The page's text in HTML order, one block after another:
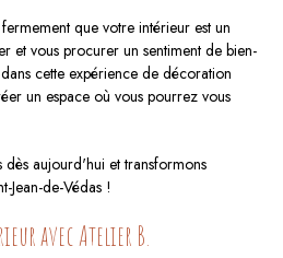
que votre intérieur est un
et vous procurer un sentiment de bien-
cette expérience de décoration
un espace où vous pourrez vous
aujourd'hui et transformons
Jean-de-Védas !
avec Atelier B.